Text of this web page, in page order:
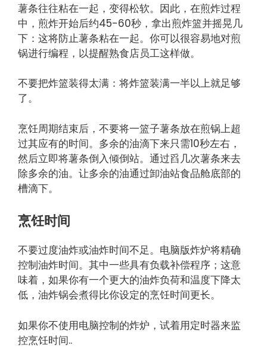
薯条往往粘在一起，变得松软。因此，在煎炸过程
中，煎炸开始后约45-60秒，拿出煎炸篮并摇晃几
下：这将防止薯条粘在一起。你可以很容易地对煎
锅进行编程，以提醒熟食店员工这样做。
不要把炸篮装得太满：将炸篮装满一半以上就足够
了。
烹饪周期结束后，不要将一篮子薯条放在煎锅上超
过其应有的时间。多余的油滴下来只需10秒左右，
然后立即将薯条倒入倾倒站。通过舀几次薯条来去
除多余的油。让多余的油通过卸油站食品舱底部的
槽滴下。
烹饪时间
不要过度油炸或油炸时间不足。电脑版炸炉将精确
控制油炸时间。其中一些具有负载补偿程序；这意
味着，如果你有一个更大的油炸负荷和温度下降太
低，油炸锅会煮得比你设定的烹饪时间更长。
如果你不使用电脑控制的炸炉，试着用定时器来监
控烹饪时间..